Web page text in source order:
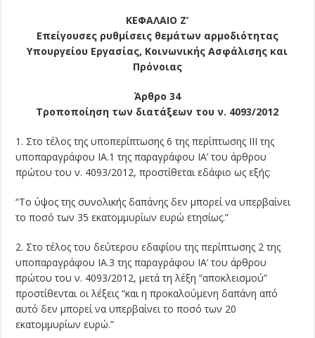
ΚΕΦΑΛΑΙΟ Ζ’
Επείγουσες ρυθμίσεις θεμάτων αρμοδιότητας
Υπουργείου Εργασίας, Κοινωνικής Ασφάλισης και
Πρόνοιας
Άρθρο 34
Τροποποίηση των διατάξεων του ν. 4093/2012
1. Στο τέλος της υποπερίπτωσης 6 της περίπτωσης III της
υποπαραγράφου ΙΑ.1 της παραγράφου ΙΑ’ του άρθρου
πρώτου του ν. 4093/2012, προστίθεται εδάφιο ως εξής:
“Το ύψος της συνολικής δαπάνης δεν μπορεί να υπερβαίνει
το ποσό των 35 εκατομμυρίων ευρώ ετησίως.”
2. Στο τέλος του δεύτερου εδαφίου της περίπτωσης 2 της
υποπαραγράφου ΙΑ.3 της παραγράφου ΙΑ’ του άρθρου
πρώτου του ν. 4093/2012, μετά τη λέξη “αποκλεισμού”
προστίθενται οι λέξεις “και η προκαλούμενη δαπάνη από
αυτό δεν μπορεί να υπερβαίνει το ποσό των 20
εκατομμυρίων ευρώ.”